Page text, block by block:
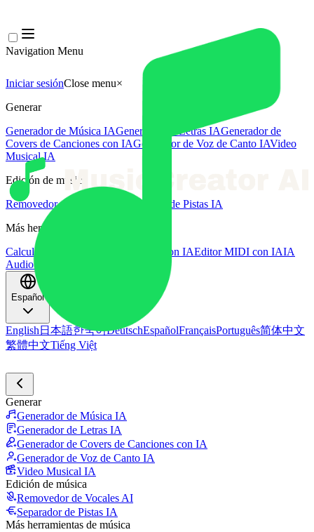
Navigation Menu
Iniciar sesiónClose menu×
Generar
Generador de Música IAGenerador de Letras IAGenerador de
Covers de Canciones con IAGenerador de Voz de Canto IAVideo
Musical IA
Edición de música
Removedor de Vocales AI
Separador de Pistas IA
Más herramientas de música
Calculadora de BPM
Masterización con IAEditor MIDI con IAIA
Audio a MIDI
Español
English 日本語한국어DeutschEspañolFrançaisPortuguês简体中文
繁體中文Tiếng Việt
Generar
Generador de Música IA
Generador de Letras IA
Generador de Covers de Canciones con IA
Generador de Voz de Canto IA
Video Musical IA
Edición de música
Removedor de Vocales AI
Separador de Pistas IA
Más herramientas de música